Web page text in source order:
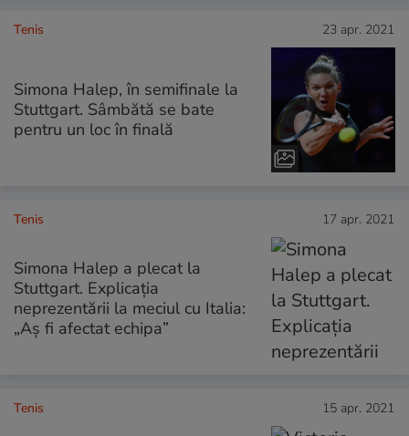
Tenis 23 apr. 2021
Simona Halep, în semifinale la
Stuttgart. Sâmbătă se bate
pentru un loc în finală
Tenis 17 apr. 2021
Simona Halep a plecat la
Stuttgart. Explicația
neprezentării la meciul cu Italia:
„Aș fi afectat echipa”
Tenis 15 apr. 2021